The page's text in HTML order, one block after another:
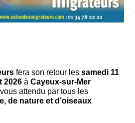
fera son retour lessamedi 11
2026 àCayeux-sur-Mer
attendu par tous les
de nature et d’oiseaux